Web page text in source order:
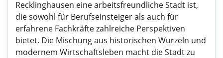
Recklinghausen eine arbeitsfreundliche Stadt ist,
die sowohl für Berufseinsteiger als auch für
erfahrene Fachkräfte zahlreiche Perspektiven
bietet. Die Mischung aus historischen Wurzeln und
modernem Wirtschaftsleben macht die Stadt zu